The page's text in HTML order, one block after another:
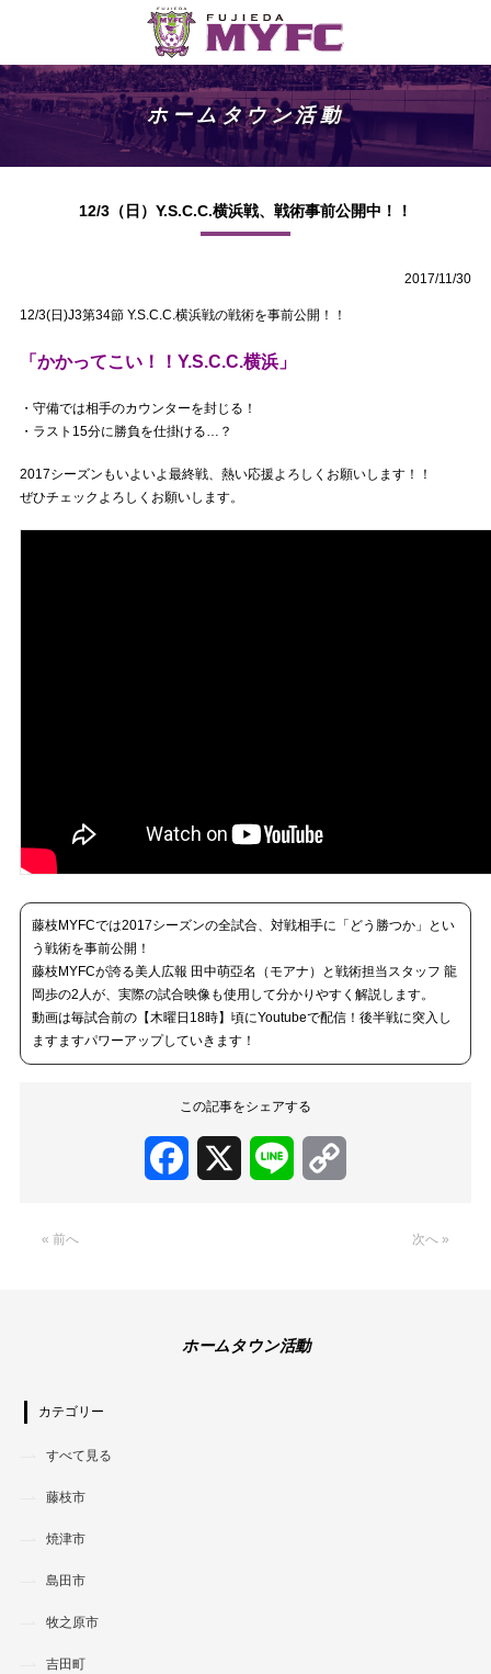
ホームタウン活動
12/3（日）Y.S.C.C.横浜戦、戦術事前公開中！！
2017/11/30
12/3(日)J3第34節 Y.S.C.C.横浜戦の戦術を事前公開！！
「かかってこい！！Y.S.C.C.横浜」
・守備では相手のカウンターを封じる！
・ラスト15分に勝負を仕掛ける…？
2017シーズンもいよいよ最終戦、熱い応援よろしくお願いします！！
ぜひチェックよろしくお願いします。
藤枝MYFCでは2017シーズンの全試合、対戦相手に「どう勝つか」とい
う戦術を事前公開！
藤枝MYFCが誇る美人広報 田中萌亞名（モアナ）と戦術担当スタッフ 龍
岡歩の2人が、実際の試合映像も使用して分かりやすく解説します。
動画は毎試合前の【木曜日18時】頃にYoutubeで配信！後半戦に突入し
ますますパワーアップしていきます！
この記事をシェアする
Facebook Line
« 前へ 次へ »
ホームタウン活動
カテゴリー
すべて見る
藤枝市
焼津市
島田市
牧之原市
吉田町